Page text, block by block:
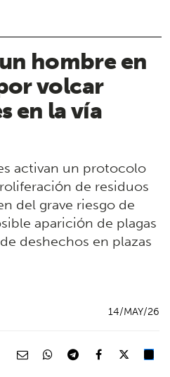
hombre en
volcar
en la vía
activan un protocolo
de residuos
del grave riesgo de
aparición de plagas
deshechos en plazas
14/MAY/26